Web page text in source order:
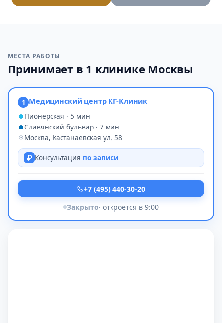
МЕСТА РАБОТЫ
Принимает в 1 клинике Москвы
1 Медицинский центр КГ-Клиник
Пионерская · 5 мин
Славянский бульвар · 7 мин
Москва, Кастанаевская ул, 58
Консультация по записи
+7 (495) 440-30-20
Закрыто· откроется в 9:00